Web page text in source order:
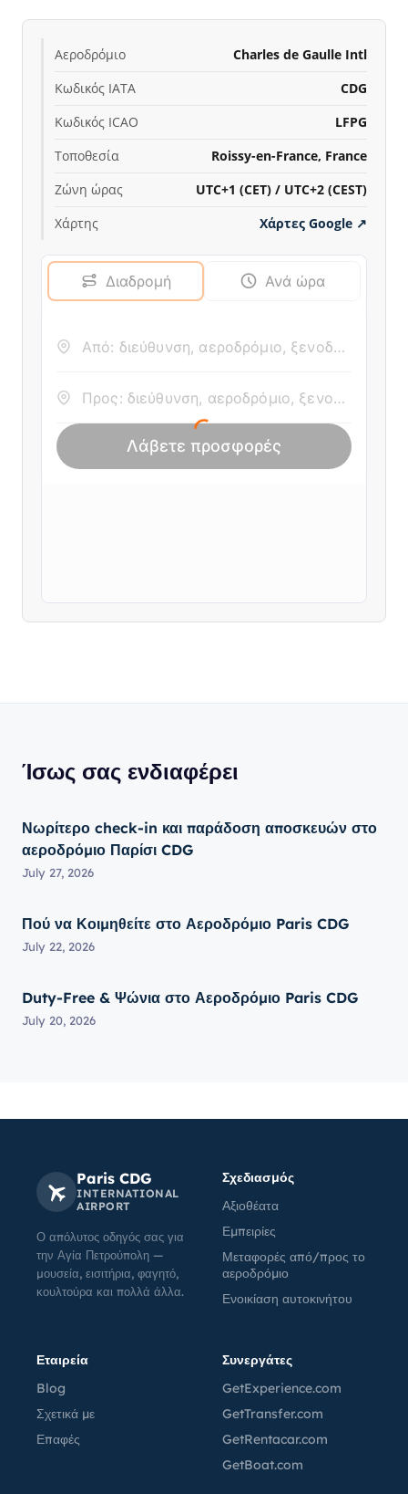
Αεροδρόμιο
Charles de Gaulle Intl
Κωδικός IATA
CDG
Κωδικός ICAO
LFPG
Τοποθεσία
Roissy-en-France, France
Ζώνη ώρας
UTC+1 (CET) / UTC+2 (CEST)
Χάρτης
Χάρτες Google ↗
Ίσως σας ενδιαφέρει
Νωρίτερο check-in και παράδοση αποσκευών στο
αεροδρόμιο Παρίσι CDG
July 27, 2026
Πού να Κοιμηθείτε στο Αεροδρόμιο Paris CDG
July 22, 2026
Duty-Free & Ψώνια στο Αεροδρόμιο Paris CDG
July 20, 2026
Paris CDG
INTERNATIONAL
AIRPORT
Ο απόλυτος οδηγός σας για
την Αγία Πετρούπολη —
μουσεία, εισιτήρια, φαγητό,
κουλτούρα και πολλά άλλα.
Σχεδιασμός
Αξιοθέατα
Εμπειρίες
Μεταφορές από/προς το
αεροδρόμιο
Ενοικίαση αυτοκινήτου
Εταιρεία
Blog
Σχετικά με
Επαφές
Συνεργάτες
GetExperience.com
GetTransfer.com
GetRentacar.com
GetBoat.com